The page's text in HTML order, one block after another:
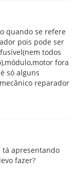
quando se refere
pois pode ser
todos
fora
só alguns
reparador
tá apresentando
fazer?